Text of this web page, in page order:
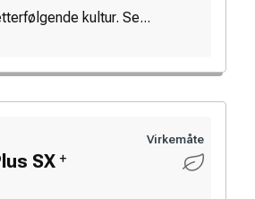
kultur. Se...
SX +
Virkemåte